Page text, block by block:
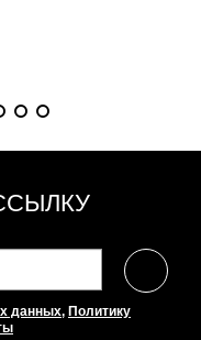
данных, Политику